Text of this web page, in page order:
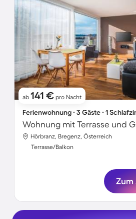
ab 141 € pro Nacht
Ferienwohnung ∙ 3 Gäste ∙ 1
Hörbranz, Bregenz, Österreich
Terrasse/Balkon
Zum